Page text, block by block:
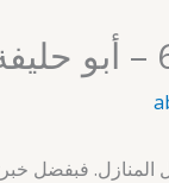
فبفضل